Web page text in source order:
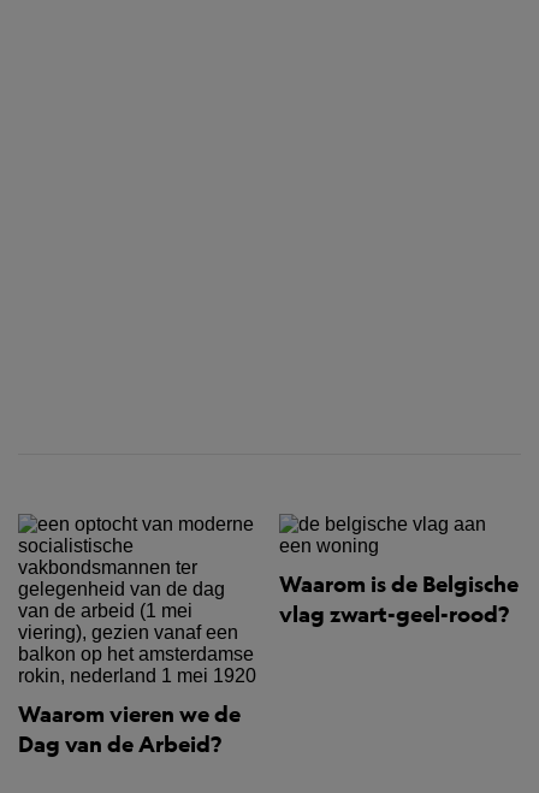
Waarom vieren we de
Dag van de Arbeid?
Waarom is de Belgische
vlag zwart-geel-rood?